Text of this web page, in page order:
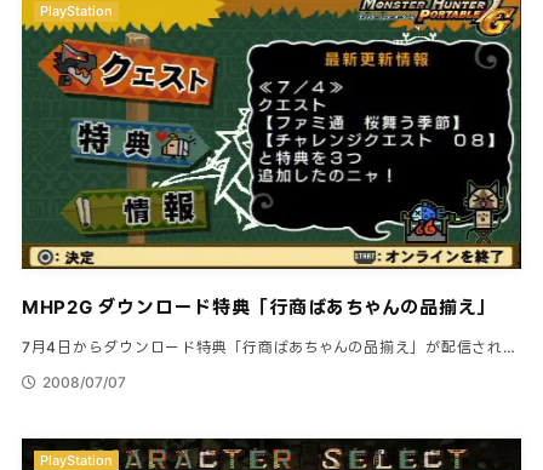
MHP2G ダウンロード特典「行商ばあちゃんの品揃え」
7月4日からダウンロード特典「行商ばあちゃんの品揃え」が配信され…
2008/07/07
PlayStation
PlayStation